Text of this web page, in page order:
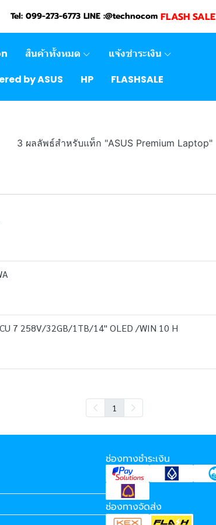
Tel: 099-273-6773 LINE :@technocom FLASH SALE
สินค้าทั้งหมด
แจ้งชำระเงิน
by ASUS HP FLASHSALE
3 ผลลัพธ์สำหรับแท็ก "ASUS Premium Laptop"
7 258V/32GB/1TB/14" OLED /WIN 10 H
1
ช่องทางชำระเงิน
ช่องทางจัดส่ง